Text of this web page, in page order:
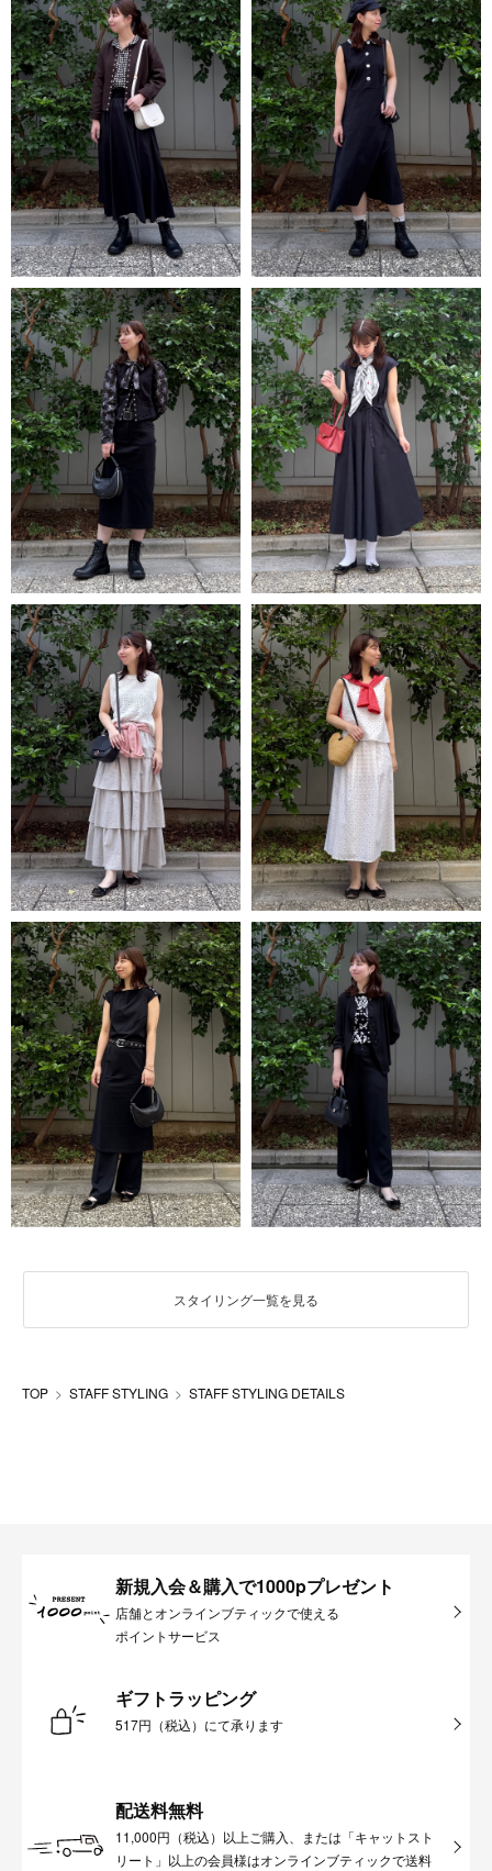
スタイリング一覧を見る
TOP STAFF STYLING STAFF STYLING DETAILS
新規入会＆購入で1000pプレゼント
店舗とオンラインブティックで使える
ポイントサービス
ギフトラッピング
517円（税込）にて承ります
配送料無料
11,000円（税込）以上ご購入、または「キャットスト
リート」以上の会員様はオンラインブティックで送料